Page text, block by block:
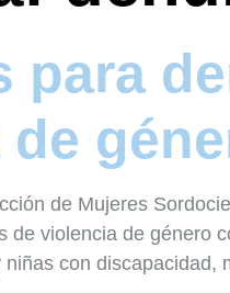
para
de Mujeres
de violencia de género
con